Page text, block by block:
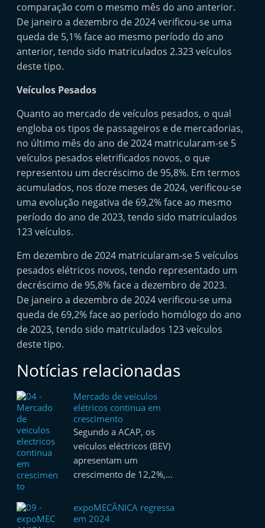
e
l
e
m
r
t
u
g
a
l
comparação com o mesmo mês do ano anterior.
De janeiro a dezembro de 2024 verificou-se uma
queda de 5,1% face ao mesmo período do ano
anterior, tendo sido matriculados 2.323 veículos
deste tipo.
Veículos Pesados
Quanto ao mercado de veículos pesados, o qual
engloba os tipos de passageiros e de mercadorias,
no último mês do ano de 2024 matricularam-se 5
veículos pesados eletrificados novos, o que
representou um decréscimo de 95,8%. Em termos
acumulados, nos doze meses de 2024, verificou-se
uma evolução negativa de 69,2% face ao mesmo
período do ano de 2023, tendo sido matriculados
123 veículos.
Em dezembro de 2024 matricularam-se 5 veículos
pesados elétricos novos, tendo representado um
decréscimo de 95,8% face a dezembro de 2023.
De janeiro a dezembro de 2024 verificou-se uma
queda de 69,2% face ao período homólogo do ano
de 2023, tendo sido matriculados 123 veículos
deste tipo.
Notícias relacionadas
Mercado de veículos
elétricos continua em
crescimento
Segundo a ACAP, os
veículos eléctricos (BEV)
apresentam um
crescimento de 12,2%,…
expoMECÂNICA regressa
em 2024